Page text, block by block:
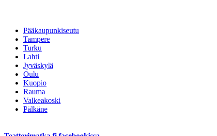
Pääkaupunkiseutu
Tampere
Turku
Lahti
Jyväskylä
Oulu
Kuopio
Rauma
Valkeakoski
Pälkäne